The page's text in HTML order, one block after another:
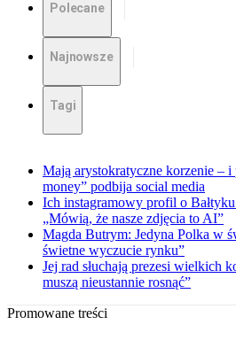
Polecane
Najnowsze
Tagi
Mają arystokratyczne korzenie – i
money” podbija social media
Ich instagramowy profil o
„Mówią, że nasze zdjęcia to AI”
Magda Butrym: Jedyna Polka w
świetne wyczucie rynku”
Jej rad słuchają prezesi wielkich
muszą nieustannie rosnąć”
Promowane treści